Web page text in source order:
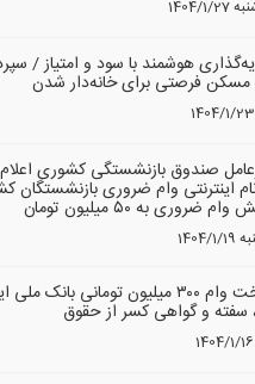
هوشمند با سود و امتیاز /
مسکن فرصتی برای خانه‌دار شدن
صندوق بازنشستگی کشوری اعلام
اینترنتی وام ضروری بازنشستگان
ضروری به ۵۰ میلیون تومان
پرداخت وام ۳۰۰ میلیون تومانی بانک
و گواهی کسر از حقوق